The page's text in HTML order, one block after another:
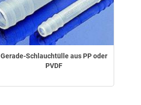
Gerade-Schlauchtülle aus PP oder
PVDF